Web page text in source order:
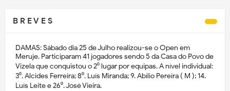
B R E V E S
DAMAS: Sábado dia 25 de Julho realizou-se o Open em
Meruje. Participaram 41 jogadores sendo 5 da Casa do Povo de
Vizela que conquistou o 2⁰ lugar por equipas. A nível individual:
3⁰. Alcides Ferreira; 8⁰. Luís Miranda; 9. Abílio Pereira ( M ); 14.
Luís Leite e 26⁰. José Vieira.